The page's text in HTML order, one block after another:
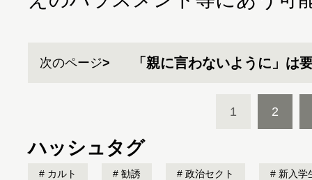
次のページ 「親に言わないように」は
1 2
ハッシュタグ
カルト 勧誘 政治セクト 新入学